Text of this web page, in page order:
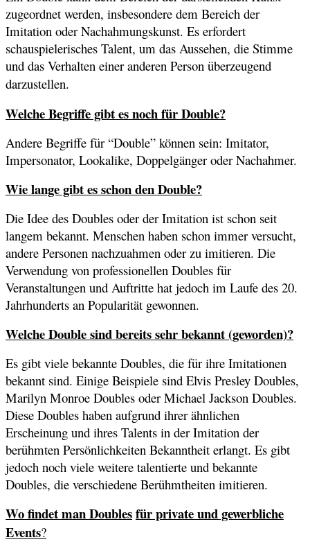
zugeordnet werden, insbesondere dem Bereich der
Imitation oder Nachahmungskunst. Es erfordert
schauspielerisches Talent, um das Aussehen, die Stimme
und das Verhalten einer anderen Person überzeugend
darzustellen.
Welche Begriffe gibt es noch für Double?
Andere Begriffe für “Double” können sein: Imitator,
Impersonator, Lookalike, Doppelgänger oder Nachahmer.
Wie lange gibt es schon den Double?
Die Idee des Doubles oder der Imitation ist schon seit
langem bekannt. Menschen haben schon immer versucht,
andere Personen nachzuahmen oder zu imitieren. Die
Verwendung von professionellen Doubles für
Veranstaltungen und Auftritte hat jedoch im Laufe des 20.
Jahrhunderts an Popularität gewonnen.
Welche Double sind bereits sehr bekannt (geworden)?
Es gibt viele bekannte Doubles, die für ihre Imitationen
bekannt sind. Einige Beispiele sind Elvis Presley Doubles,
Marilyn Monroe Doubles oder Michael Jackson Doubles.
Diese Doubles haben aufgrund ihrer ähnlichen
Erscheinung und ihres Talents in der Imitation der
berühmten Persönlichkeiten Bekanntheit erlangt. Es gibt
jedoch noch viele weitere talentierte und bekannte
Doubles, die verschiedene Berühmtheiten imitieren.
Wo findet man Doublesfür private und gewerbliche
Events?